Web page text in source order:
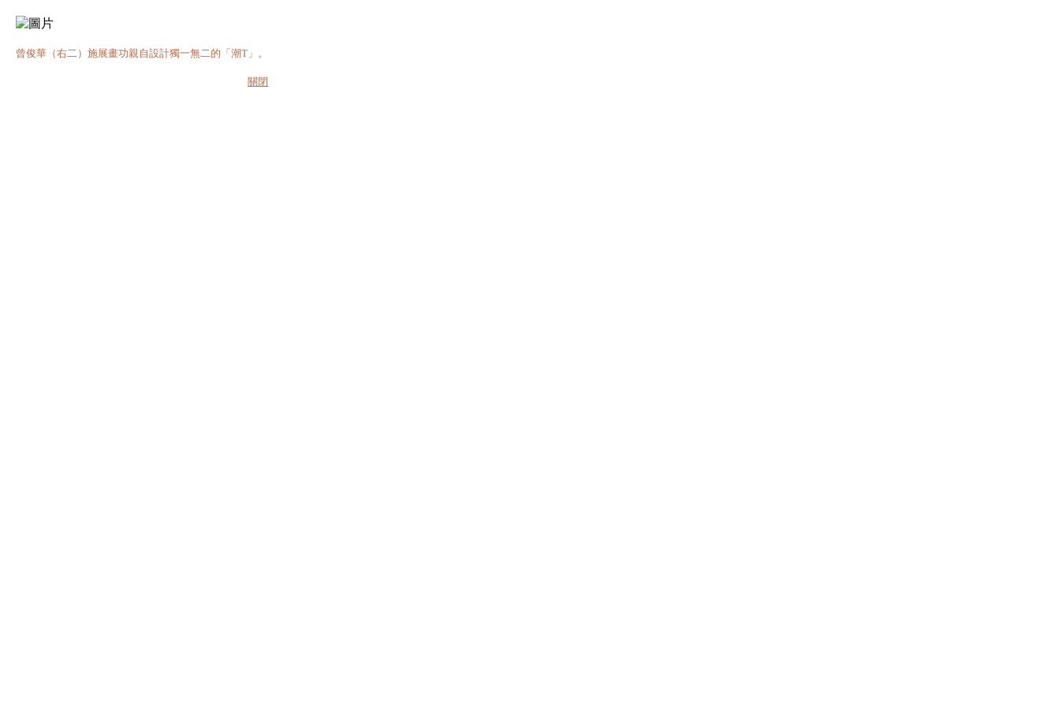
曾俊華（右二）施展畫功親自設計獨一無二的「潮T」。
關閉